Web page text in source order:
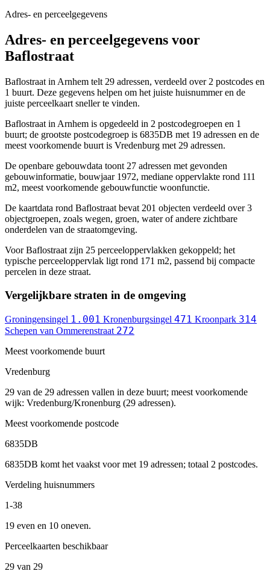
Adres- en perceelgegevens
Adres- en perceelgegevens voor
Baflostraat
Baflostraat in Arnhem telt 29 adressen, verdeeld over 2 postcodes en
1 buurt. Deze gegevens helpen om het juiste huisnummer en de
juiste perceelkaart sneller te vinden.
Baflostraat in Arnhem is opgedeeld in 2 postcodegroepen en 1
buurt; de grootste postcodegroep is 6835DB met 19 adressen en de
meest voorkomende buurt is Vredenburg met 29 adressen.
De openbare gebouwdata toont 27 adressen met gevonden
gebouwinformatie, bouwjaar 1972, mediane oppervlakte rond 111
m2, meest voorkomende gebouwfunctie woonfunctie.
De kaartdata rond Baflostraat bevat 201 objecten verdeeld over 3
objectgroepen, zoals wegen, groen, water of andere zichtbare
onderdelen van de straatomgeving.
Voor Baflostraat zijn 25 perceeloppervlakken gekoppeld; het
typische perceeloppervlak ligt rond 171 m2, passend bij compacte
percelen in deze straat.
Vergelijkbare straten in de omgeving
Groningensingel 1.001 Kronenburgsingel 471 Kroonpark 314
Schepen van Ommerenstraat 272
Meest voorkomende buurt
Vredenburg
29 van de 29 adressen vallen in deze buurt; meest voorkomende
wijk: Vredenburg/Kronenburg (29 adressen).
Meest voorkomende postcode
6835DB
6835DB komt het vaakst voor met 19 adressen; totaal 2 postcodes.
Verdeling huisnummers
1-38
19 even en 10 oneven.
Perceelkaarten beschikbaar
29 van 29